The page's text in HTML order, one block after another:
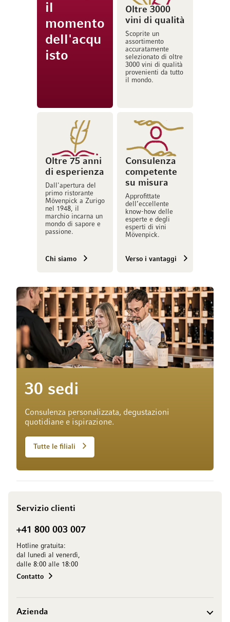
il
momento
dell'acqu
isto
Oltre 3000
vini di qualità
Scoprite un
assortimento
accuratamente
selezionato di oltre
3000 vini di qualità
provenienti da tutto
il mondo.
Oltre 75 anni
di esperienza
Dall'apertura del
primo ristorante
Mövenpick a Zurigo
nel 1948, il
marchio incarna un
mondo di sapore e
passione.
Chi siamo
Consulenza
competente
su misura
Approfittate
dell’eccellente
know-how delle
esperte e degli
esperti di vini
Mövenpick.
Verso i vantaggi
30 sedi
Consulenza personalizzata, degustazioni
quotidiane e ispirazione.
Tutte le filiali
Servizio clienti
+41 800 003 007
Hotline gratuita:
dal lunedì al venerdì,
dalle 8:00 alle 18:00
Contatto
Azienda